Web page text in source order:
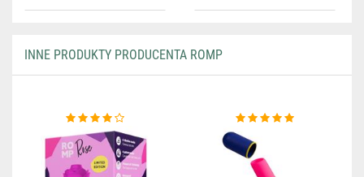
INNE PRODUKTY PRODUCENTA ROMP